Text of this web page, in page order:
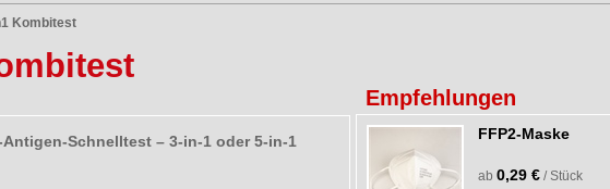
Kombitest
Antigen-Schnelltest – 3-in-1 oder 5-in-1
Empfehlungen
FFP2-Maske
ab 0,29 € / Stück